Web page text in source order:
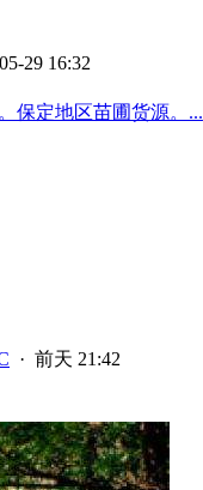
29 16:32
保定地区苗圃货源。...
· 前天 21:42